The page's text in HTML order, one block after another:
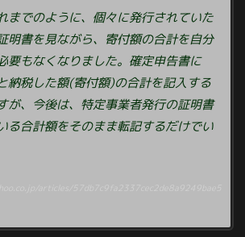
までのように、個々に発行されていた
明書を見ながら、寄付額の合計を自分
要もなくなりました。確定申告書に
納税した額(寄付額)の合計を記入する
が、今後は、特定事業者発行の証明書
る合計額をそのまま転記するだけでい